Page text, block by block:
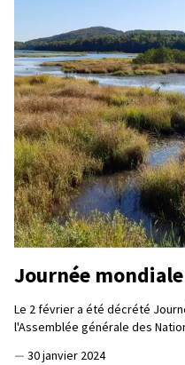
Journée
Le 2 février a été décrété
l'Assemblée générale des
— 30 janvier 2024